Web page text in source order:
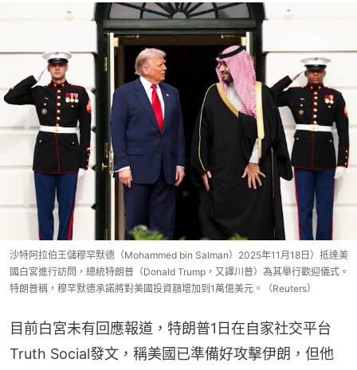
沙特阿拉伯王儲穆罕默德（Mohammed bin Salman）2025年11月18日）抵達美
國白宮進行訪問，總統特朗普（Donald Trump，又譯川普）為其舉行歡迎儀式。
特朗普稱，穆罕默德承諾將對美國投資額增加到1萬億美元。（Reuters）
目前白宮未有回應報道，特朗普1日在自家社交平台
Truth Social發文，稱美國已準備好攻擊伊朗，但他